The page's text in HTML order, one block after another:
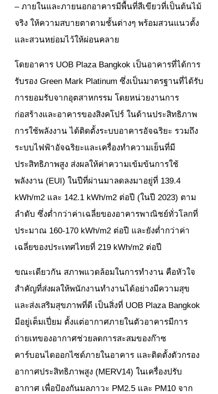
– ภายในและภายนอกอาคารมีพื้นที่สีเขียวที่เป็นต้นไม้
จริง ให้ความสบายตาตามชั้นต่างๆ พร้อมสวนแนวตั้ง
และสวนหย่อมไว้ให้ผ่อนคลาย
โดยอาคาร UOB Plaza Bangkok เป็นอาคารที่ได้การ
รับรอง Green Mark Platinum ซึ่งเป็นมาตรฐานที่ได้รับ
การยอมรับจากอุตสาหกรรม โดยหน่วยงานการ
ก่อสร้างและอาคารของสิงคโปร์ ในด้านประสิทธิภาพ
การใช้พลังงาน ได้ติดตั้งระบบอาคารอัจฉริยะ รวมถึง
ระบบไฟฟ้าอัจฉริยะและเครื่องทำความเย็นที่มี
ประสิทธิภาพสูง ส่งผลให้ค่าความเข้มข้นการใช้
พลังงาน (EUI) ในปีที่ผ่านมาลดลงมาอยู่ที่ 139.4
kWh/m2 และ 142.1 kWh/m2 ต่อปี (ในปี 2023) ตาม
ลำดับ ซึ่งต่ำกว่าค่าเฉลี่ยของอาคารพาณิชย์ทั่วโลกที่
ประมาณ 160-170 kWh/m2 ต่อปี และยังต่ำกว่าค่า
เฉลี่ยของประเทศไทยที่ 219 kWh/m2 ต่อปี
ขณะเดียวกัน สภาพแวดล้อมในการทำงาน คือหัวใจ
สำคัญที่ส่งผลให้พนักงานทำงานได้อย่างมีความสุข
และส่งเสริมสุขภาพที่ดี เป็นสิ่งที่ UOB Plaza Bangkok
มีอยู่เต็มเปี่ยม ตั้งแต่อากาศภายในตัวอาคารมีการ
ถ่ายเทของอากาศช่วยลดการสะสมของก๊าซ
คาร์บอนไดออกไซด์ภายในอาคาร และติดตั้งตัวกรอง
อากาศประสิทธิภาพสูง (MERV14) ในเครื่องปรับ
อากาศ เพื่อป้องกันมลภาวะ PM2.5 และ PM10 จาก